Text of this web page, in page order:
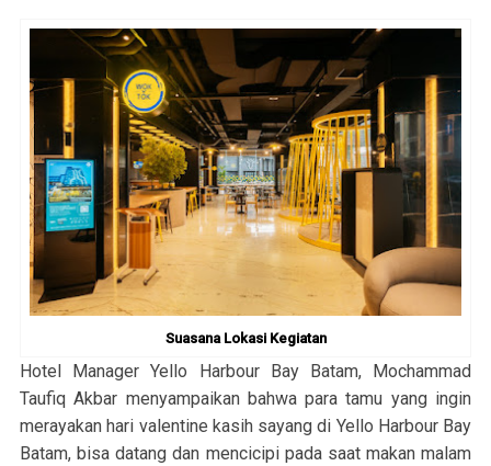
Suasana Lokasi Kegiatan
Hotel Manager Yello Harbour Bay Batam, Mochammad
Taufiq Akbar menyampaikan bahwa para tamu yang ingin
merayakan hari valentine kasih sayang di Yello Harbour Bay
Batam, bisa datang dan mencicipi pada saat makan malam